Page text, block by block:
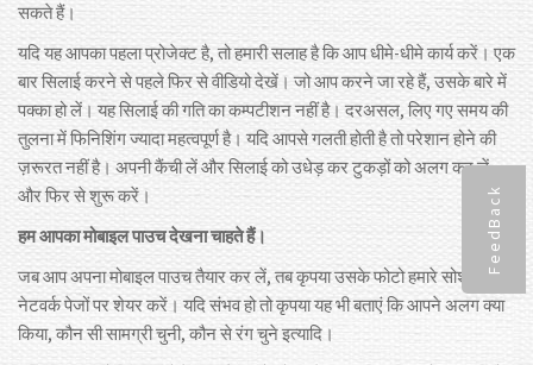
FeedBack
सकते हैं।
यदि यह आपका पहला प्रोजेक्ट है, तो हमारी सलाह है कि आप धीमे-धीमे कार्य करें। एक
बार सिलाई करने से पहले फिर से वीडियो देखें। जो आप करने जा रहे हैं, उसके बारे में
पक्का हो लें। यह सिलाई की गति का कम्पटीशन नहीं है। दरअसल, लिए गए समय की
तुलना में फिनिशिंग ज्यादा महत्वपूर्ण है। यदि आपसे गलती होती है तो परेशान होने की
ज़रूरत नहीं है। अपनी कैंची लें और सिलाई को उधेड़ कर टुकड़ों को अलग कर लें
और फिर से शुरू करें।
हम आपका मोबाइल पाउच देखना चाहते हैं।
जब आप अपना मोबाइल पाउच तैयार कर लें, तब कृपया उसके फोटो हमारे सोशल
नेटवर्क पेजों पर शेयर करें। यदि संभव हो तो कृपया यह भी बताएं कि आपने अलग क्या
किया, कौन सी सामग्री चुनी, कौन से रंग चुने इत्यादि।